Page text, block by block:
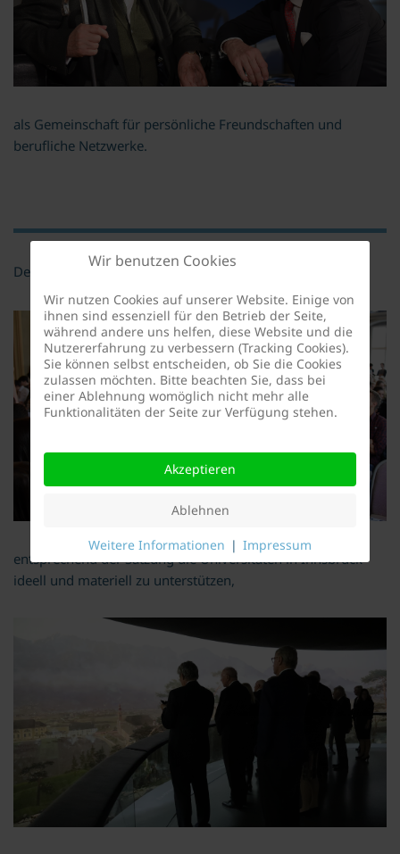
als Gemeinschaft für persönliche Freundschaften und
berufliche Netzwerke.
Der Deutsche Freundeskreis hat die Zielsetzung
entsprechend der Satzung die Universitäten in Innsbruck
ideell und materiell zu unterstützen,
Wir benutzen Cookies
Wir nutzen Cookies auf unserer Website. Einige von
ihnen sind essenziell für den Betrieb der Seite,
während andere uns helfen, diese Website und die
Nutzererfahrung zu verbessern (Tracking Cookies).
Sie können selbst entscheiden, ob Sie die Cookies
zulassen möchten. Bitte beachten Sie, dass bei
einer Ablehnung womöglich nicht mehr alle
Funktionalitäten der Seite zur Verfügung stehen.
Akzeptieren
Ablehnen
Weitere Informationen | Impressum